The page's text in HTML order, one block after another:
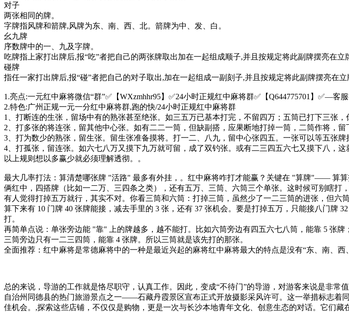
对子
两张相同的牌。
字牌指风牌和箭牌,风牌为东、南、西、北。箭牌为中、发、白。
幺九牌
序数牌中的一、九及字牌。
吃牌指上家打出牌后,报“吃”者把自己的两张牌取出加在一起组成顺子,并且按规定将此副牌摆亮在立
碰牌
指任一家打出牌后,报“碰”者把自己的对子取出,加在一起组成一副刻子,并且按规定将此副牌摆亮在立
1.亮点:一元红中麻将微信“群”✅【WXzmhhr95】✅24小时正规红中麻将群✅【Q644775701】✅—客服
2.特色:广州正规一元一分红中麻将群,跑的快/24小时正规红中麻将群
1、打断连的生张，留场中有的熟张甚至绝张。如三五万已基本打完，不留四万；五筒已打下三张
2、打多张的将连张，留其他中心张。如有二二一筒，但缺副搭，应果断地打掉一筒，二筒作将，留
3、打为数少的熟张，留生张。留生张准备摸将。打一二、八九，留中心张四五。一张可以等五张牌
4、打孤张，留连张。如六七八万又摸下九万就可留，成了双钓张。或有二三四五六七又摸下八，这
以上规则想以多赢少就必须理解透彻。。
最大几率打法：算清楚哪张牌 "活路" 最多有外挂，。红中麻将咋打才能赢？关键在 "算牌"—— 算
俩红中，四搭牌（比如一二万、三四条之类），还有五万、三筒、六筒三个单张。这时候可别瞎打
有人觉得打掉五万就行，其实不对。你看三筒和六筒：打掉三筒，虽然少了一二三筒的进张，但六
算下来有 10 门牌 40 张牌能接，减去手里的 3 张，还有 37 张机会。要是打掉五万，只能接八门
打。
再简单点说：单张旁边能 "靠" 上的牌越多，越不能打。比如六筒旁边有四五六七八筒，能靠 5 张牌
三筒旁边只有一二三四筒，能靠 4 张牌。所以三筒就是该先打的那张。
全面推荐：红中麻将是常德麻将中的一种是最近兴起的麻将红中麻将最大的特点是没有“东、南、西
总的来说，导游的工作就是恪尽职守，认真工作。因此，变成“不待门”的导游，对游客来说是非
自治州同德县的热门旅游景点之一——石藏丹霞景区宣布正式开放摄影采风许可。这一举措标志着
佳机会。,探索这些店铺，不仅仅是购物，更是一次与长沙本地青年文化、创意生态的对话。它们